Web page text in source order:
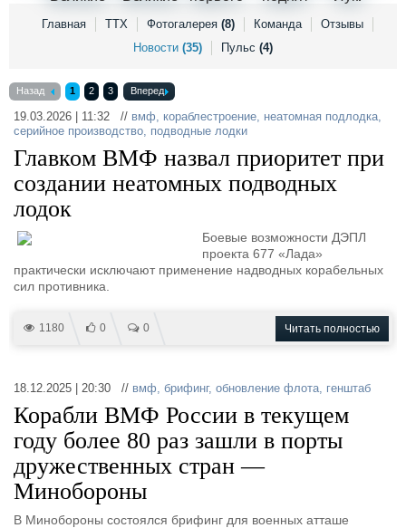
Личности
Галерея флота
Форум
Отзывы
Главная ТТХ Фотогалерея (8) Команда
Отзывы
Новости (35) Пульс (4)
Назад 1 2 3 Вперед
19.03.2026 | 11:32 // вмф, кораблестроение, неатомная подлодка,
серийное производство, подводные лодки
Главком ВМФ назвал приоритет при
создании неатомных подводных
лодок
Боевые возможности ДЭПЛ
проекта 677 «Лада»
практически исключают применение надводных корабельных
сил противника.
1180 0 0 Читать полностью
18.12.2025 | 20:30 // вмф, брифинг, обновление флота, генштаб
Корабли ВМФ России в текущем
году более 80 раз зашли в порты
дружественных стран —
Минобороны
В Минобороны состоялся брифинг для военных атташе